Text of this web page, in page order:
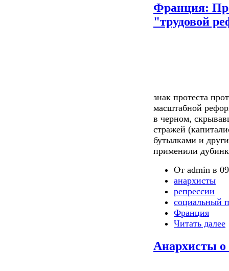
Франция:
"трудовой
знак протеста
масштабной
в черном,
стражей
бутылками и
применили
От admin в
анархисты
репрессии
социальный
Франция
Читать далее
Анархисты о